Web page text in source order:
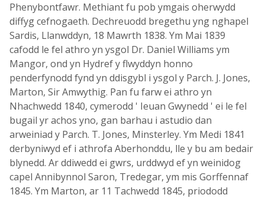
Phenybontfawr. Methiant fu pob ymgais oherwydd
diffyg cefnogaeth. Dechreuodd bregethu yng nghapel
Sardis, Llanwddyn, 18 Mawrth 1838. Ym Mai 1839
cafodd le fel athro yn ysgol Dr. Daniel Williams ym
Mangor, ond yn Hydref y flwyddyn honno
penderfynodd fynd yn ddisgybl i ysgol y Parch. J. Jones,
Marton, Sir Amwythig. Pan fu farw ei athro yn
Nhachwedd 1840, cymerodd ' Ieuan Gwynedd ' ei le fel
bugail yr achos yno, gan barhau i astudio dan
arweiniad y Parch. T. Jones, Minsterley. Ym Medi 1841
derbyniwyd ef i athrofa Aberhonddu, lle y bu am bedair
blynedd. Ar ddiwedd ei gwrs, urddwyd ef yn weinidog
capel Annibynnol Saron, Tredegar, ym mis Gorffennaf
1845. Ym Marton, ar 11 Tachwedd 1845, priododd